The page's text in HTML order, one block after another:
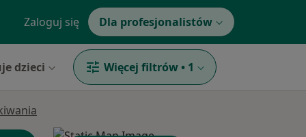
Zaloguj się Dla profesjonalistów
dzieci Więcej filtrów • 1